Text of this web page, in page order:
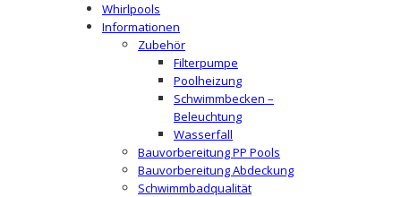
Whirlpools
Informationen
Zubehör
Filterpumpe
Poolheizung
Schwimmbecken –
Beleuchtung
Wasserfall
Bauvorbereitung PP Pools
Bauvorbereitung Abdeckung
Schwimmbadqualität